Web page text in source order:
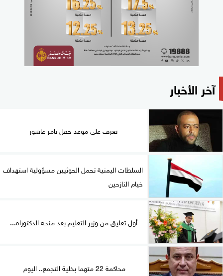
آخر الأخبار
تعرف على موعد حفل تامر عاشور
السلطات اليمنية تحمل الحوثيين مسؤولية استهداف
خيام النازحين
أول تعليق من وزير التعليم بعد منحه الدكتوراه...
محاكمة 22 متهما بخلية التجمع.. اليوم